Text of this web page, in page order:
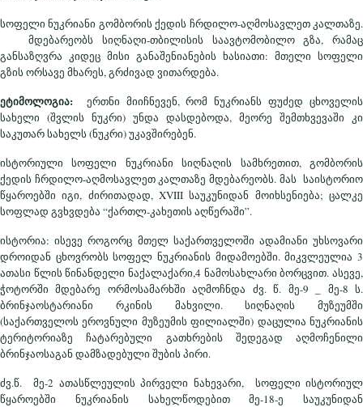
სოფელი ნუკრიანი გომბორის ქედის ჩრდილო-აღმოსავლეთ კალთაზე.
მდებარეობს სიღნაღი-თბილისის საავტომობილო გზა, რამაც
განსაზღვრა კიდეც მისი განაშენიანების ხასიათი: მთელი სოფელი
გზის ორსავე მხარეს, გრძივად ვითარდება.
ეტიმოლოგია: ერთნი მიიჩნევენ, რომ ნუკრიანს ფუძედ ცხოველის
სახელი (შვლის ნუკრი) უნდა დასდებოდა, მეორე შემთხვევაში კი
საკუთარ სახელს (ნუკრი) უკავშირებენ.
ისტორიული სოფელი ნუკრიანი სიღნაღის სამხრეთით, გომბორის
ქედის ჩრდილო-აღმოსავლეთ კალთაზე მდებარეობს. მას საისტორიო
წყაროებში იგი, ძირითადად, XVIII საუკუნიდან მოიხსენიება; ცალკე
სოფლად გვხვდება “ქართლ-კახეთის აღწერაში”.
ისტორია: ისევე როგორც მთელ საქართველოში ადამიანი უხსოვარი
დროიდან ცხოვრობს სოფელ ნუკრიანის მიდამოებში. მიკვლეულია 3
ათასი წლის წინანდელი ნაქალაქარი,4 ნამოსახლარი ბორცვით. ასევე,
ჭოტორში მდებარე ორმოსამარხში აღმოჩნდა ძვ. წ. მე-9 _ მე-8 ს.
ბრინჯაოსტარიანი რკინის მახვილი. სიღნაღის მუზეუმში
(საქართველოს ეროვნული მუზეუმის ფილიალში) დაცულია ნუკრიანის
ტერიტორიაზე ჩატარებული გათხრების შედეგად აღმოჩენილი
ბრინჯაოსაგან დამზადებული შუბის პირი.
ძვ.წ. მე-2 ათასწლეულის პირველი ნახევარი, სოფელი ისტორიულ
წყაროებში ნუკრიანის სახელწოდებით მე-18-ე საუკუნიდან